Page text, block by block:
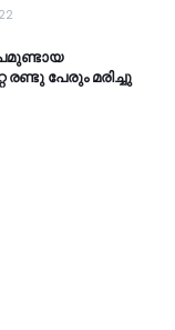
രണ്ടു പേരും മരിച്ചു